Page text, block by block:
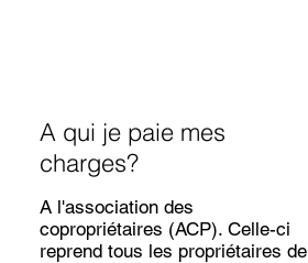
A qui je paie mes
charges?
A l'association des
copropriétaires (ACP). Celle-ci
reprend tous les propriétaires de